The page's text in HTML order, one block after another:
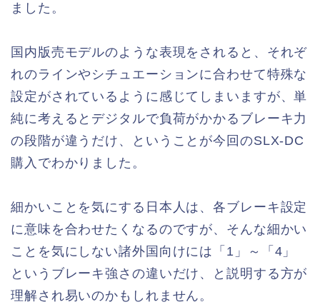
ました。
国内版売モデルのような表現をされると、それぞ
れのラインやシチュエーションに合わせて特殊な
設定がされているように感じてしまいますが、単
純に考えるとデジタルで負荷がかかるブレーキ力
の段階が違うだけ、ということが今回のSLX-DC
購入でわかりました。
細かいことを気にする日本人は、各ブレーキ設定
に意味を合わせたくなるのですが、そんな細かい
ことを気にしない諸外国向けには「1」～「4」
というブレーキ強さの違いだけ、と説明する方が
理解され易いのかもしれません。